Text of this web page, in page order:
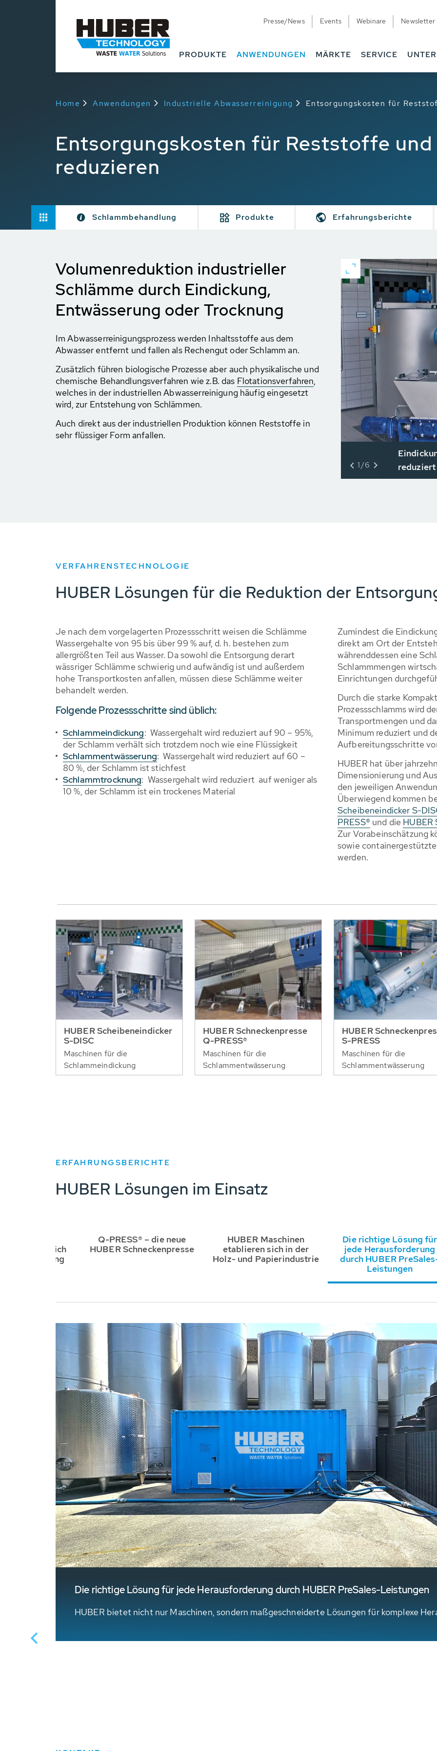
Presse/News Events Webinare Newsletter
PRODUKTE ANWENDUNGEN MÄRKTE SERVICE
Home Anwendungen Industrielle Abwasserreinigung Entsorgungskosten für
Entsorgungskosten für Reststoffe und
reduzieren
Schlammbehandlung Produkte Erfahrungsberichte
Volumenreduktion industrieller
Schlämme durch Eindickung,
Entwässerung oder Trocknung
Im Abwasserreinigungsprozess werden Inhaltsstoffe aus dem
Abwasser entfernt und fallen als Rechengut oder Schlamm an.
Zusätzlich führen biologische Prozesse aber auch physikalische und
chemische Behandlungsverfahren wie z.B. das Flotationsverfahren,
welches in der industriellen Abwasserreinigung häufig eingesetzt
wird, zur Entstehung von Schlämmen.
Auch direkt aus der industriellen Produktion können Reststoffe in
sehr flüssiger Form anfallen.
reduziert
1/6
VERFAHRENSTECHNOLOGIE
HUBER Lösungen für die Reduktion der
Je nach dem vorgelagerten Prozessschritt weisen die Schlämme
Wassergehalte von 95 bis über 99 % auf, d. h. bestehen zum
allergrößten Teil aus Wasser. Da sowohl die Entsorgung derart
wässriger Schlämme schwierig und aufwändig ist und außerdem
hohe Transportkosten anfallen, müssen diese Schlämme weiter
behandelt werden.
Folgende Prozessschritte sind üblich:
Schlammeindickung: Wassergehalt wird reduziert auf 90 – 95%,
der Schlamm verhält sich trotzdem noch wie eine Flüssigkeit
Schlammentwässerung: Wassergehalt wird reduziert auf 60 –
80 %, der Schlamm ist stichfest
Schlammtrocknung: Wassergehalt wird reduziert auf weniger als
10 %, der Schlamm ist ein trockenes Material
Zumindest die
direkt am Ort der
währenddessen eine
Schlammmengen
Einrichtungen
Durch die starke
Prozessschlamms wird
Transportmengen und
Minimum reduziert und
Aufbereitungsschritte
HUBER hat über
Dimensionierung und
den jeweiligen
Überwiegend kommen
Scheibeneindicker S-
PRESS® und die HUBER
Zur Vorabeinschätzung
sowie
werden.
HUBER Scheibeneindicker
S-DISC
Maschinen für die
Schlammeindickung
HUBER Schneckenpresse
Q-PRESS®
Maschinen für die
Schlammentwässerung
HUBER
S-PRESS
Maschinen für die
Schlammentwässerung
ERFAHRUNGSBERICHTE
HUBER Lösungen im Einsatz
im Bereich
Trocknung
Q-PRESS® – die neue
HUBER Schneckenpresse
HUBER Maschinen
etablieren sich in der
Holz- und Papierindustrie
Die richtige Lösung für
jede Herausforderung
durch HUBER
Leistungen
Die richtige Lösung für jede Herausforderung durch HUBER PreSales-Leistungen
HUBER bietet nicht nur Maschinen, sondern maßgeschneiderte Lösungen für komplexe